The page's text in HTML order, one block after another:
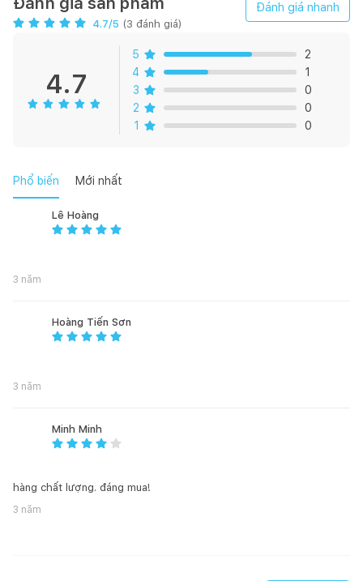
Bộ chăn ga EPM21063 rất sáng tạo trong việc sử dụng họa
tiết hiện đại là những đường thẳng ngắt quãng sáng màu, in
trên nền vải ghi đen. Sự sáng tạo này giống như những dãy
4.7/5 (3 đánh giá)
Đánh giá nhanh
4.7
5
2
4
1
3
0
2
0
1
0
Phổ biến Mới nhất
Lê Hoàng
3 năm
Hoàng Tiến Sơn
3 năm
Minh Minh
hàng chất lượng. đáng mua!
3 năm